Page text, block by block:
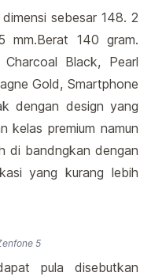
sebesar 148. 2
140 gram.
Black, Pearl
Gold, Smartphone
dengan design yang
kelas premium namun
di bandngkan dengan
yang kurang lebih
5
pula disebutkan